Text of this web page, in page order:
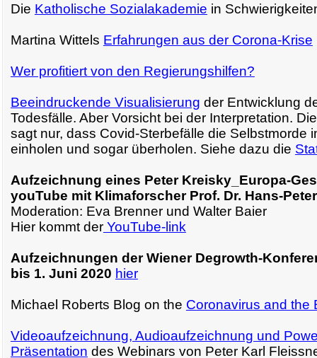
Die Katholische Sozialakademie in
Martina Wittels Erfahrungen aus der Corona-Krise
Wer profitiert von den Regierungshilfen?
Beeindruckende Visualisierung der Entwicklung
Todesfälle. Aber Vorsicht bei der Interpretation.
sagt nur, dass Covid-Sterbefälle die Selbstmorde
einholen und sogar überholen. Siehe dazu die
Aufzeichnung eines Peter Kreisky_Europa-
youTube mit Klimaforscher Prof. Dr. Hans-
Moderation: Eva Brenner und Walter Baier
Hier kommt derYouTube-link
Aufzeichnungen der Wiener Degrowth-
bis 1. Juni 2020 hier
Michael Roberts Blog on the Coronavirus and the
Videoaufzeichnung, Audioaufzeichnung und
Präsentation des Webinars von Peter Karl